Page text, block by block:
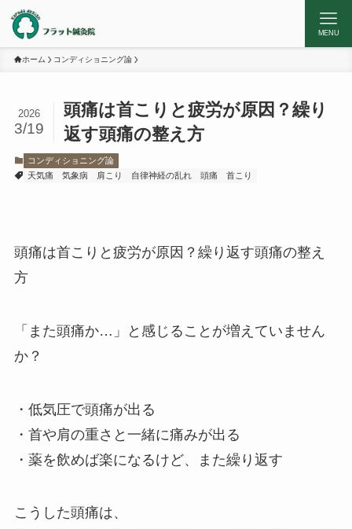
MENU
ホーム コンディショニング論
頭痛は首こりと疲労が原因？繰り
返す頭痛の整え方
2026
3/19
コンディショニング論
天気痛
気象病 肩こり 自律神経の乱れ 頭痛 首こり
頭痛は首こりと疲労が原因？繰り返す頭痛の整え
方
「また頭痛か…」と感じることが増えていません
か？
・低気圧で頭痛が出る
・首や肩の重さと一緒に痛みが出る
・薬を飲めば楽になるけど、また繰り返す
こうした頭痛は、